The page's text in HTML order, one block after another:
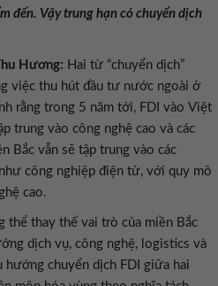
đến. Vậy trung hạn có chuyển dịch
Hương: Hai từ “chuyển dịch”
việc thu hút đầu tư nước ngoài ở
rằng trong 5 năm tới, FDI vào Việt
trung vào công nghệ cao và các
Bắc vẫn sẽ tập trung vào các
công nghiệp điện tử, với quy mô
cao.
thể thay thế vai trò của miền Bắc
dịch vụ, công nghệ, logistics và
chuyển dịch FDI giữa hai